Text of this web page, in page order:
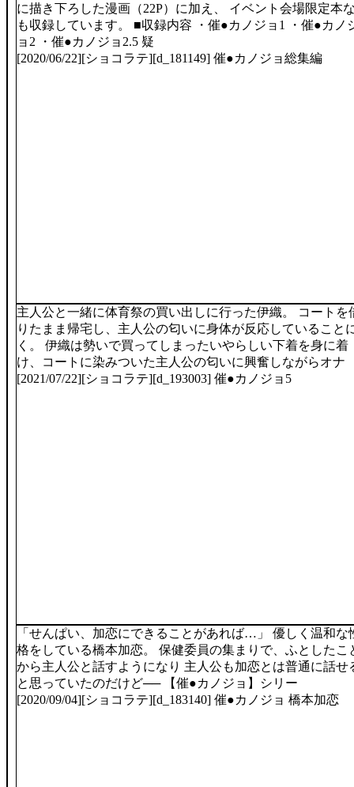
に描き下ろした漫画（22P）に加え、 イベント会場限定本
も収録しています。 ■収録内容 ・催●カノジョ1 ・催●カノ
ョ2 ・催●カノジョ2.5 疑
[2020/06/22][ショコラテ][d_181149] 催●カノジョ総集編
主人公と一緒に体育祭の買い出しに行った伊織。 コートを
りたまま帰宅し、主人公の匂いに身体が反応していること
く。 伊織は勢いで買ってしまったいやらしい下着を身に着
け、コートに染みついた主人公の匂いに興奮しながらオナ
[2021/07/22][ショコラテ][d_193003] 催●カノジョ5
「せんぱい、加恋にできることがあれば…」 優しく温和な
格をしている橋本加恋。 保健委員の集まりで、ふとしたこ
から主人公と話すようになり 主人公も加恋とは普通に話せ
と思っていたのだけど── 【催●カノジョ】シリー
[2020/09/04][ショコラテ][d_183140] 催●カノジョ 橋本加恋